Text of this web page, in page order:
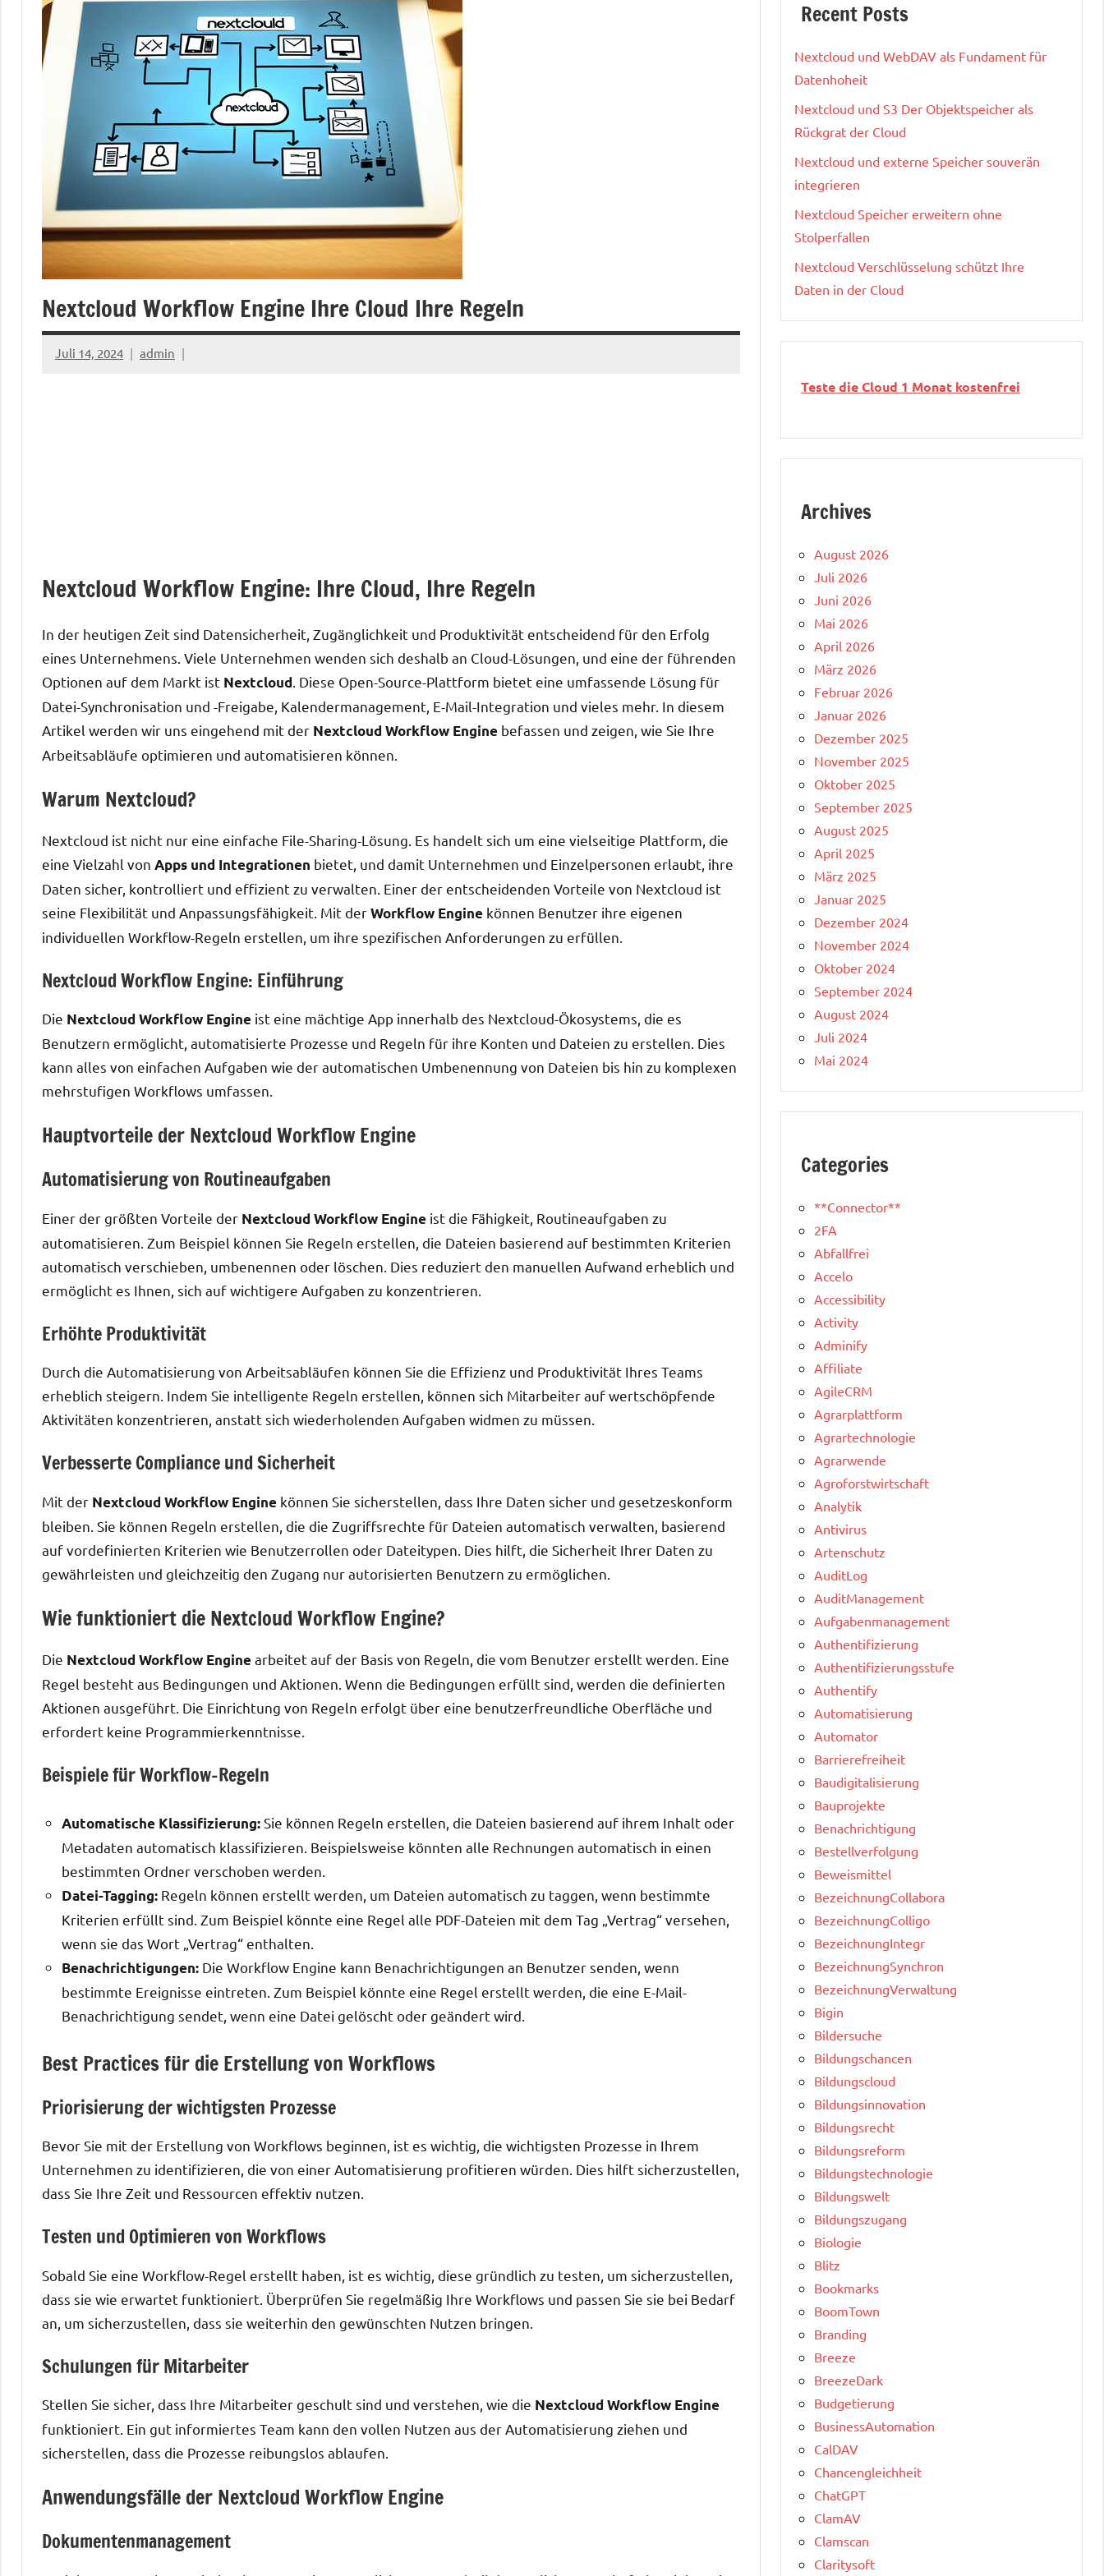
Nextcloud Workflow Engine Ihre Cloud Ihre Regeln
Juli 14, 2024 admin
Nextcloud Workflow Engine: Ihre Cloud, Ihre Regeln
In der heutigen Zeit sind Datensicherheit, Zugänglichkeit und Produktivität entscheidend für den Erfolg
eines Unternehmens. Viele Unternehmen wenden sich deshalb an Cloud-Lösungen, und eine der führenden
Optionen auf dem Markt ist Nextcloud . Diese Open-Source-Plattform bietet eine umfassende Lösung für
Datei-Synchronisation und -Freigabe, Kalendermanagement, E-Mail-Integration und vieles mehr. In diesem
Artikel werden wir uns eingehend mit der Nextcloud Workflow Engine befassen und zeigen, wie Sie Ihre
Arbeitsabläufe optimieren und automatisieren können.
Warum Nextcloud?
Nextcloud ist nicht nur eine einfache File-Sharing-Lösung. Es handelt sich um eine vielseitige Plattform, die
eine Vielzahl von Apps und Integrationen bietet, und damit Unternehmen und Einzelpersonen erlaubt, ihre
Daten sicher, kontrolliert und effizient zu verwalten. Einer der entscheidenden Vorteile von Nextcloud ist
seine Flexibilität und Anpassungsfähigkeit. Mit derWorkflow Engine können Benutzer ihre eigenen
individuellen Workflow-Regeln erstellen, um ihre spezifischen Anforderungen zu erfüllen.
Nextcloud Workflow Engine: Einführung
Die Nextcloud Workflow Engine ist eine mächtige App innerhalb des Nextcloud-Ökosystems, die es
Benutzern ermöglicht, automatisierte Prozesse und Regeln für ihre Konten und Dateien zu erstellen. Dies
kann alles von einfachen Aufgaben wie der automatischen Umbenennung von Dateien bis hin zu komplexen
mehrstufigen Workflows umfassen.
Hauptvorteile der Nextcloud Workflow Engine
Automatisierung von Routineaufgaben
Einer der größten Vorteile der Nextcloud Workflow Engine ist die Fähigkeit, Routineaufgaben zu
automatisieren. Zum Beispiel können Sie Regeln erstellen, die Dateien basierend auf bestimmten Kriterien
automatisch verschieben, umbenennen oder löschen. Dies reduziert den manuellen Aufwand erheblich und
ermöglicht es Ihnen, sich auf wichtigere Aufgaben zu konzentrieren.
Erhöhte Produktivität
Durch die Automatisierung von Arbeitsabläufen können Sie die Effizienz und Produktivität Ihres Teams
erheblich steigern. Indem Sie intelligente Regeln erstellen, können sich Mitarbeiter auf wertschöpfende
Aktivitäten konzentrieren, anstatt sich wiederholenden Aufgaben widmen zu müssen.
Verbesserte Compliance und Sicherheit
Mit der Nextcloud Workflow Engine können Sie sicherstellen, dass Ihre Daten sicher und gesetzeskonform
bleiben. Sie können Regeln erstellen, die die Zugriffsrechte für Dateien automatisch verwalten, basierend
auf vordefinierten Kriterien wie Benutzerrollen oder Dateitypen. Dies hilft, die Sicherheit Ihrer Daten zu
gewährleisten und gleichzeitig den Zugang nur autorisierten Benutzern zu ermöglichen.
Wie funktioniert die Nextcloud Workflow Engine?
Die Nextcloud Workflow Enginearbeitet auf der Basis von Regeln, die vom Benutzer erstellt werden. Eine
Regel besteht aus Bedingungen und Aktionen. Wenn die Bedingungen erfüllt sind, werden die definierten
Aktionen ausgeführt. Die Einrichtung von Regeln erfolgt über eine benutzerfreundliche Oberfläche und
erfordert keine Programmierkenntnisse.
Beispiele für Workflow-Regeln
Automatische Klassifizierung:Sie können Regeln erstellen, die Dateien basierend auf ihrem Inhalt oder
Metadaten automatisch klassifizieren. Beispielsweise könnten alle Rechnungen automatisch in einen
bestimmten Ordner verschoben werden.
Datei-Tagging: Regeln können erstellt werden, um Dateien automatisch zu taggen, wenn bestimmte
Kriterien erfüllt sind. Zum Beispiel könnte eine Regel alle PDF-Dateien mit dem Tag „Vertrag“ versehen,
wenn sie das Wort „Vertrag“ enthalten.
Benachrichtigungen: Die Workflow Engine kann Benachrichtigungen an Benutzer senden, wenn
bestimmte Ereignisse eintreten. Zum Beispiel könnte eine Regel erstellt werden, die eine E-Mail-
Benachrichtigung sendet, wenn eine Datei gelöscht oder geändert wird.
Best Practices für die Erstellung von Workflows
Priorisierung der wichtigsten Prozesse
Bevor Sie mit der Erstellung von Workflows beginnen, ist es wichtig, die wichtigsten Prozesse in Ihrem
Unternehmen zu identifizieren, die von einer Automatisierung profitieren würden. Dies hilft sicherzustellen,
dass Sie Ihre Zeit und Ressourcen effektiv nutzen.
Testen und Optimieren von Workflows
Sobald Sie eine Workflow-Regel erstellt haben, ist es wichtig, diese gründlich zu testen, um sicherzustellen,
dass sie wie erwartet funktioniert. Überprüfen Sie regelmäßig Ihre Workflows und passen Sie sie bei Bedarf
an, um sicherzustellen, dass sie weiterhin den gewünschten Nutzen bringen.
Schulungen für Mitarbeiter
Stellen Sie sicher, dass Ihre Mitarbeiter geschult sind und verstehen, wie die Nextcloud Workflow Engine
funktioniert. Ein gut informiertes Team kann den vollen Nutzen aus der Automatisierung ziehen und
sicherstellen, dass die Prozesse reibungslos ablaufen.
Anwendungsfälle der Nextcloud Workflow Engine
Dokumentenmanagement
Recent Posts
Nextcloud und WebDAV als Fundament für
Datenhoheit
Nextcloud und S3 Der Objektspeicher als
Rückgrat der Cloud
Nextcloud und externe Speicher souverän
integrieren
Nextcloud Speicher erweitern ohne
Stolperfallen
Nextcloud Verschlüsselung schützt Ihre
Daten in der Cloud
Teste die Cloud 1 Monat kostenfrei
Archives
August 2026
Juli 2026
Juni 2026
Mai 2026
April 2026
März 2026
Februar 2026
Januar 2026
Dezember 2025
November 2025
Oktober 2025
September 2025
August 2025
April 2025
März 2025
Januar 2025
Dezember 2024
November 2024
Oktober 2024
September 2024
August 2024
Juli 2024
Mai 2024
Categories
**Connector**
2FA
Abfallfrei
Accelo
Accessibility
Activity
Adminify
Affiliate
AgileCRM
Agrarplattform
Agrartechnologie
Agrarwende
Agroforstwirtschaft
Analytik
Antivirus
Artenschutz
AuditLog
AuditManagement
Aufgabenmanagement
Authentifizierung
Authentifizierungsstufe
Authentify
Automatisierung
Automator
Barrierefreiheit
Baudigitalisierung
Bauprojekte
Benachrichtigung
Bestellverfolgung
Beweismittel
BezeichnungCollabora
BezeichnungColligo
BezeichnungIntegr
BezeichnungSynchron
BezeichnungVerwaltung
Bigin
Bildersuche
Bildungschancen
Bildungscloud
Bildungsinnovation
Bildungsrecht
Bildungsreform
Bildungstechnologie
Bildungswelt
Bildungszugang
Biologie
Blitz
Bookmarks
BoomTown
Branding
Breeze
BreezeDark
Budgetierung
BusinessAutomation
CalDAV
Chancengleichheit
ChatGPT
ClamAV
Clamscan
Claritysoft